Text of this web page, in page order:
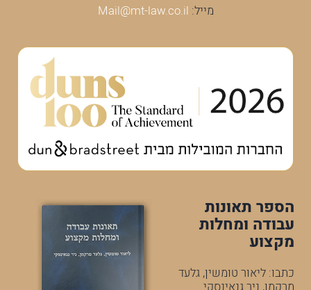
מייל: Mail@mt-law.co.il
הספר תאונות
עבודה ומחלות
מקצוע
כתבו: ליאור טומשין, גלעד